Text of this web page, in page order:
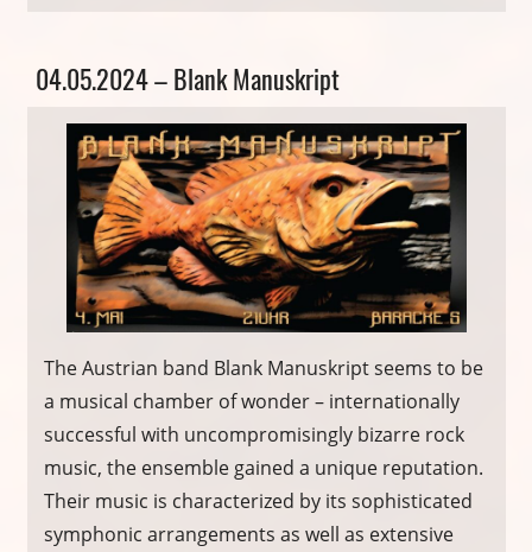
Allgemein
04.05.2024 – Blank Manuskript
The Austrian band Blank Manuskript seems to be
a musical chamber of wonder – internationally
successful with uncompromisingly bizarre rock
music, the ensemble gained a unique reputation.
Their music is characterized by its sophisticated
symphonic arrangements as well as extensive